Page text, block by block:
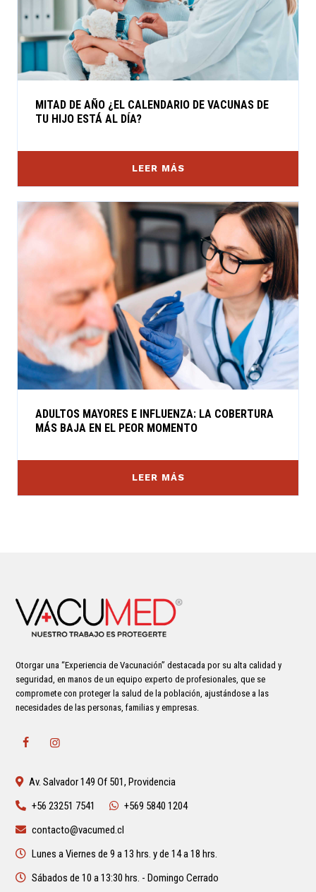
MITAD DE AÑO ¿EL CALENDARIO DE VACUNAS DE
TU HIJO ESTÁ AL DÍA?
LEER MÁS
ADULTOS MAYORES E INFLUENZA: LA COBERTURA
MÁS BAJA EN EL PEOR MOMENTO
LEER MÁS
Otorgar una “Experiencia de Vacunación” destacada por su alta calidad y
seguridad, en manos de un equipo experto de profesionales, que se
compromete con proteger la salud de la población, ajustándose a las
necesidades de las personas, familias y empresas.
Av. Salvador 149 Of 501, Providencia
+56 23251 7541
+569 5840 1204
contacto@vacumed.cl
Lunes a Viernes de 9 a 13 hrs. y de 14 a 18 hrs.
Sábados de 10 a 13:30 hrs. - Domingo Cerrado